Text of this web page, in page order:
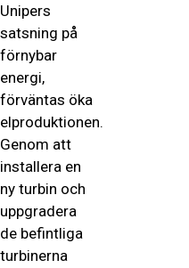
Unipers
satsning på
förnybar
energi,
förväntas öka
elproduktionen.
Genom att
installera en
ny turbin och
uppgradera
de befintliga
turbinerna